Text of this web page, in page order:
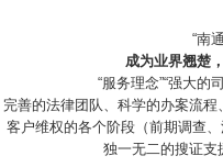
“南
成为业界翘楚
“服务理念”“强大的
完善的法律团队、科学的办案流
客户维权的各个阶段（前期调查
独一无二的搜证支